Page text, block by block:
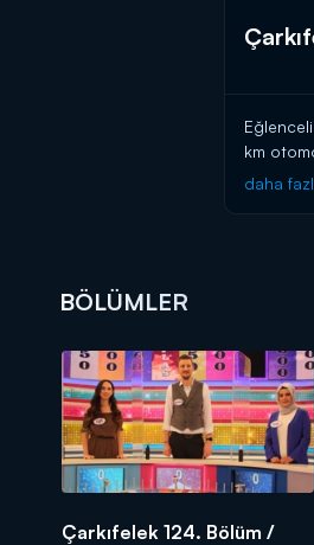
km
daha
BÖLÜMLER
Çarkıfelek 124. Bölüm /